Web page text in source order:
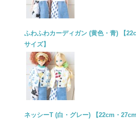
ふわふわカーディガン (黄色・青) 【
サイズ】
ネッシーT (白・グレー) 【22cm・27cm